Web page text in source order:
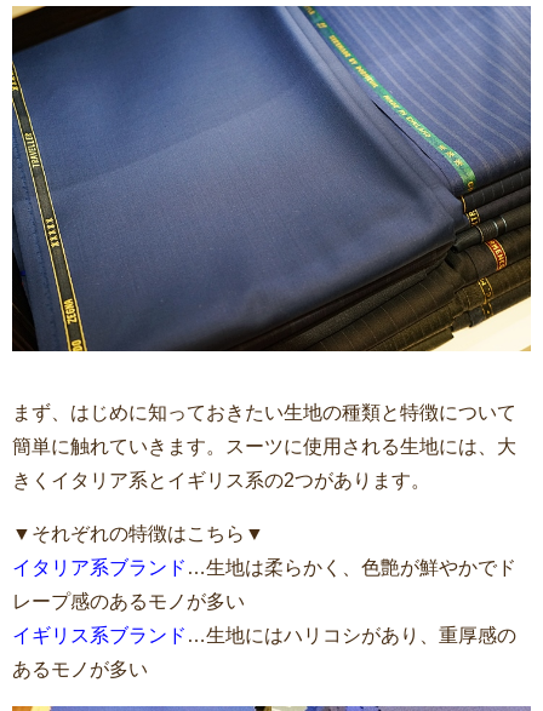
まず、はじめに知っておきたい生地の種類と特徴について
簡単に触れていきます。スーツに使用される生地には、大
きくイタリア系とイギリス系の2つがあります。
▼それぞれの特徴はこちら▼
イタリア系ブランド …生地は柔らかく、色艶が鮮やかでド
レープ感のあるモノが多い
イギリス系ブランド …生地にはハリコシがあり、重厚感の
あるモノが多い